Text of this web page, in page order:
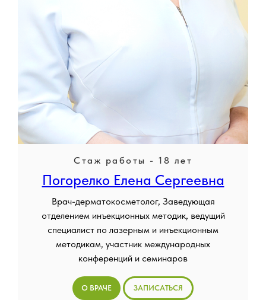
Стаж работы - 18 лет
Погорелко Елена Сергеевна
Врач-дерматокосметолог, Заведующая
отделением инъекционных методик, ведущий
специалист по лазерным и инъекционным
методикам, участник международных
конференций и семинаров
О ВРАЧЕ ЗАПИСАТЬСЯ